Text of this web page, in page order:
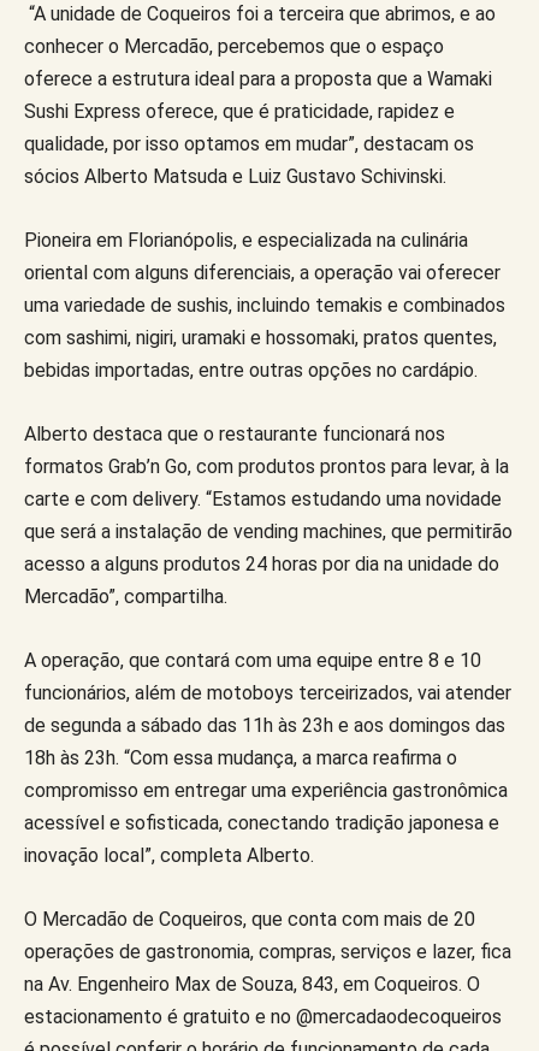
“A unidade de Coqueiros foi a terceira que abrimos, e ao
conhecer o Mercadão, percebemos que o espaço
oferece a estrutura ideal para a proposta que a Wamaki
Sushi Express oferece, que é praticidade, rapidez e
qualidade, por isso optamos em mudar”, destacam os
sócios Alberto Matsuda e Luiz Gustavo Schivinski.
Pioneira em Florianópolis, e especializada na culinária
oriental com alguns diferenciais, a operação vai oferecer
uma variedade de sushis, incluindo temakis e combinados
com sashimi, nigiri, uramaki e hossomaki, pratos quentes,
bebidas importadas, entre outras opções no cardápio.
Alberto destaca que o restaurante funcionará nos
formatos Grab’n Go, com produtos prontos para levar, à la
carte e com delivery. “Estamos estudando uma novidade
que será a instalação de vending machines, que permitirão
acesso a alguns produtos 24 horas por dia na unidade do
Mercadão”, compartilha.
A operação, que contará com uma equipe entre 8 e 10
funcionários, além de motoboys terceirizados, vai atender
de segunda a sábado das 11h às 23h e aos domingos das
18h às 23h. “Com essa mudança, a marca reafirma o
compromisso em entregar uma experiência gastronômica
acessível e sofisticada, conectando tradição japonesa e
inovação local”, completa Alberto.
O Mercadão de Coqueiros, que conta com mais de 20
operações de gastronomia, compras, serviços e lazer, fica
na Av. Engenheiro Max de Souza, 843, em Coqueiros. O
estacionamento é gratuito e no @mercadaodecoqueiros